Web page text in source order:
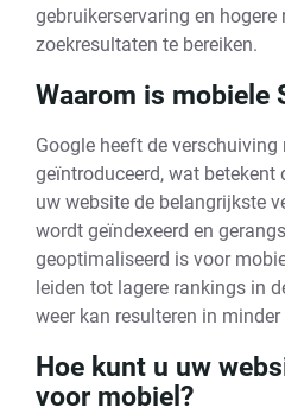
gebruikerservaring en hogere
zoekresultaten te bereiken.
Waarom is mobiele
Google heeft de
geïntroduceerd, wat betekent
uw website de belangrijkste
wordt geïndexeerd en
geoptimaliseerd is voor
leiden tot lagere rankings in
weer kan resulteren in
Hoe kunt u uw
voor mobiel?